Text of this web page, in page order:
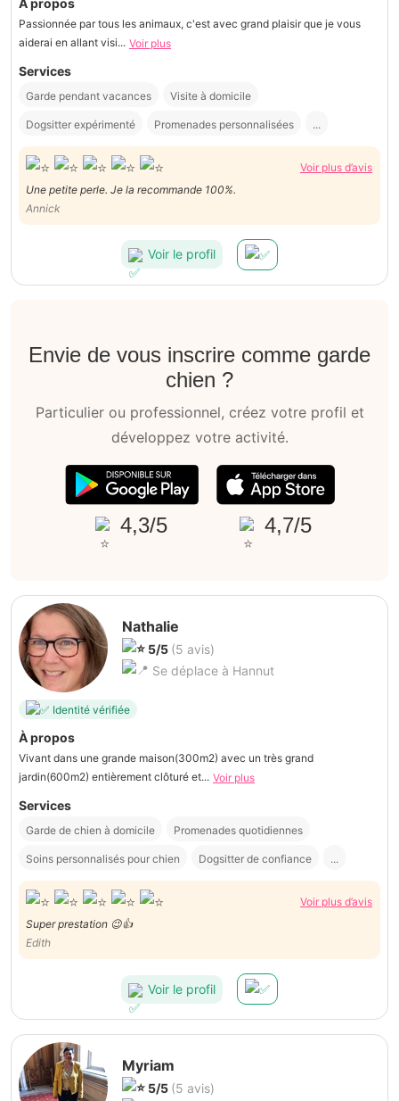
À propos
Passionnée par tous les animaux, c'est avec grand plaisir que je vous
aiderai en allant visi... Voir plus
Services
Garde pendant vacances Visite à domicile
Dogsitter expérimenté Promenades personnalisées ...
Voir plus d’avis
Une petite perle. Je la recommande 100%.
Annick
Voir le profil
Envie de vous inscrire comme garde
chien ?
Particulier ou professionnel, créez votre profil et
développez votre activité.
4,3/5 4,7/5
Nathalie
5/5 (5 avis)
Se déplace à Hannut
Identité vérifiée
À propos
Vivant dans une grande maison(300m2) avec un très grand
jardin(600m2) entièrement clôturé et... Voir plus
Services
Garde de chien à domicile Promenades quotidiennes
Soins personnalisés pour chien Dogsitter de confiance ...
Voir plus d’avis
Super prestation 😉👍
Edith
Voir le profil
Myriam
5/5 (5 avis)